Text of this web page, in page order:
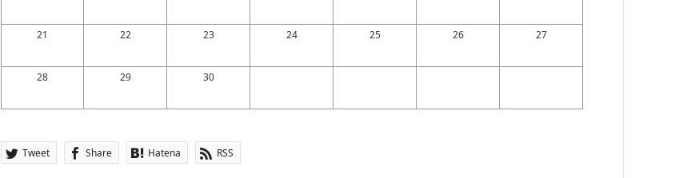
21 22 23 24 25 26 27
28 29 30
Tweet Share Hatena RSS